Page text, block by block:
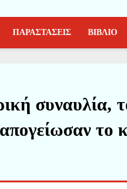
ΠΑΡΑΣΤΑΣΕΙΣ ΒΙΒΛΙΟ
συναυλία,
το